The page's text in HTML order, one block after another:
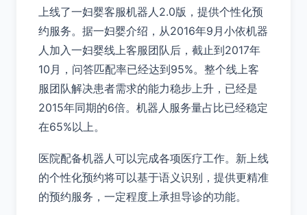
上线了一妇婴客服机器人2.0版，提供个性化预
约服务。据一妇婴介绍，从2016年9月小依机器
人加入一妇婴线上客服团队后，截止到2017年
10月，问答匹配率已经达到95%。整个线上客
服团队解决患者需求的能力稳步上升，已经是
2015年同期的6倍。机器人服务量占比已经稳定
在65%以上。
医院配备机器人可以完成各项医疗工作。新上线
的个性化预约将可以基于语义识别，提供更精准
的预约服务，一定程度上承担导诊的功能。